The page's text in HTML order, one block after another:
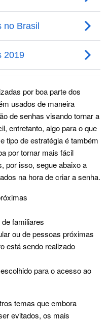
por boa parte dos
usados de maneira
de senhas visando tornar a
entretanto, algo para o que
tipo de estratégia é também
por tornar mais fácil
por isso, segue abaixo a
na hora de criar a senha.
familiares
ou de pessoas próximas
está sendo realizado
para o acesso ao
temas que embora
evitados, os mais